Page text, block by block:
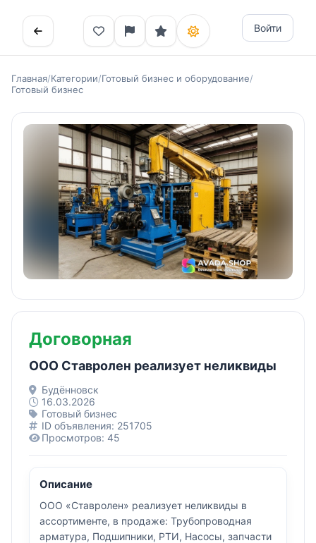
Войти
Главная/Категории/Готовый бизнес и оборудование/
Готовый бизнес
Договорная
ООО Ставролен реализует неликвиды
Будённовск
16.03.2026
Готовый бизнес
ID объявления: 251705
Просмотров: 45
Описание
ООО «Ставролен» реализует неликвиды в
ассортименте, в продаже: Трубопроводная
арматура, Подшипники, РТИ, Насосы, запчасти